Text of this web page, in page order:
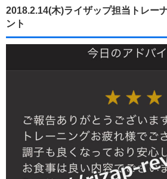
2018.2.14(木)ライザップ担当トレー
ント